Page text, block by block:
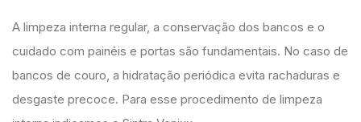
A limpeza interna regular, a conservação dos bancos e o
cuidado com painéis e portas são fundamentais. No caso de
bancos de couro, a hidratação periódica evita rachaduras e
desgaste precoce. Para esse procedimento de limpeza